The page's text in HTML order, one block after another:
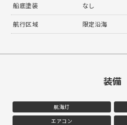
船底塗装 なし
航行区域 限定沿海
装備
航海灯
エアコン